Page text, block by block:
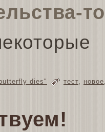
diеs" тест новое